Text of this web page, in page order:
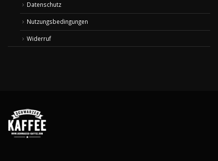
Datenschutz
Nutzungsbedingungen
Widerruf